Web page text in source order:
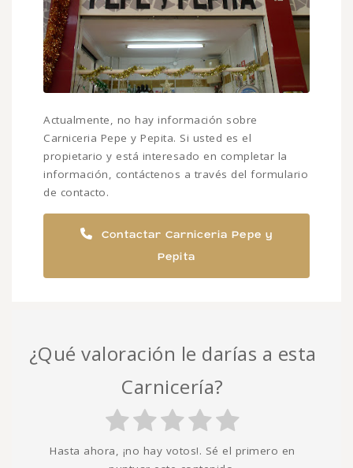
Actualmente, no hay información sobre
Carniceria Pepe y Pepita. Si usted es el
propietario y está interesado en completar la
información, contáctenos a través del formulario
de contacto.
Contactar Carniceria Pepe y
Pepita
¿Qué valoración le darías a esta
Carnicería?
Hasta ahora, ¡no hay votos!. Sé el primero en